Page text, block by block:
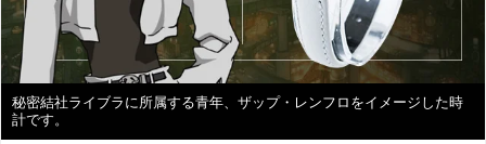
秘密結社ライブラに所属する青年、ザップ・レンフロをイメージした時
計です。